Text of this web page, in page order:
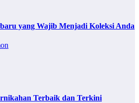
yang Wajib Menjadi Koleksi Anda
Terbaik dan Terkini